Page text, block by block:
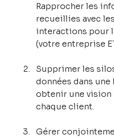
Rapprocher les
recueillies avec
interactions pour
(votre entreprise
Supprimer les
données dans
obtenir une vision
chaque client.
Gérer